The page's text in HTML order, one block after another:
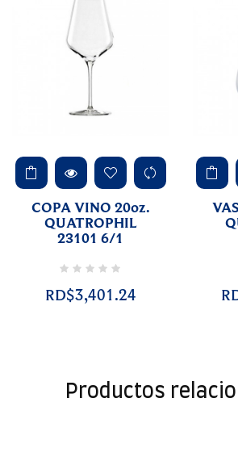
COPA VINO 20oz.
QUATROPHIL
23101 6/1
RD$3,401.24
Productos